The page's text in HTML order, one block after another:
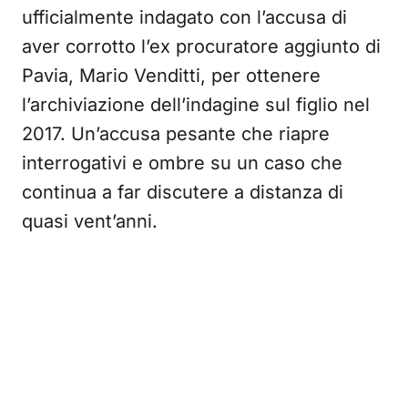
ufficialmente indagato con l’accusa di
aver corrotto l’ex procuratore aggiunto di
Pavia, Mario Venditti, per ottenere
l’archiviazione dell’indagine sul figlio nel
2017. Un’accusa pesante che riapre
interrogativi e ombre su un caso che
continua a far discutere a distanza di
quasi vent’anni.